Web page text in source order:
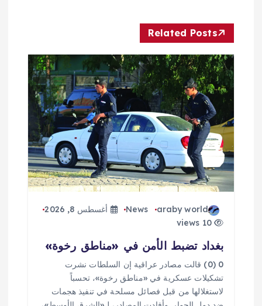
م
ق
ت
Related Posts
araby world
News
أغسطس 8, 2026
10 views
بغداد تضبط الأمن في «مناطق رخوة»
0 (0) قالت مصادر عراقية إن السلطات نشرت
تشكيلات عسكرية في «مناطق رخوة»، تحسباً
لاستغلالها من قبل فصائل مسلحة في تنفيذ هجمات